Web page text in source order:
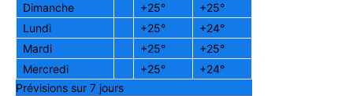
Dimanche
+25° +25°
Lundi
+25° +24°
Mardi
+25° +25°
Mercredi
+25° +24°
Prévisions sur 7 jours